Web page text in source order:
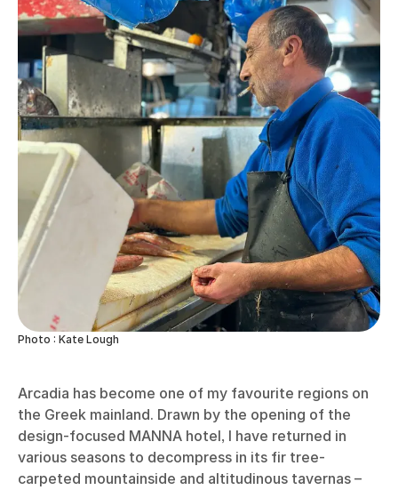
Photo : Kate Lough
Arcadia has become one of my favourite regions on
the Greek mainland. Drawn by the opening of the
design-focused MANNA hotel, I have returned in
various seasons to decompress in its fir tree-
carpeted mountainside and altitudinous tavernas –